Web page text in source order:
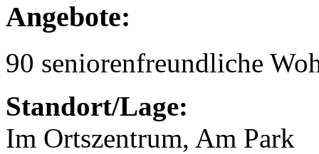
Angebote:
90 seniorenfreundliche
Standort/Lage:
Im Ortszentrum, Am Park